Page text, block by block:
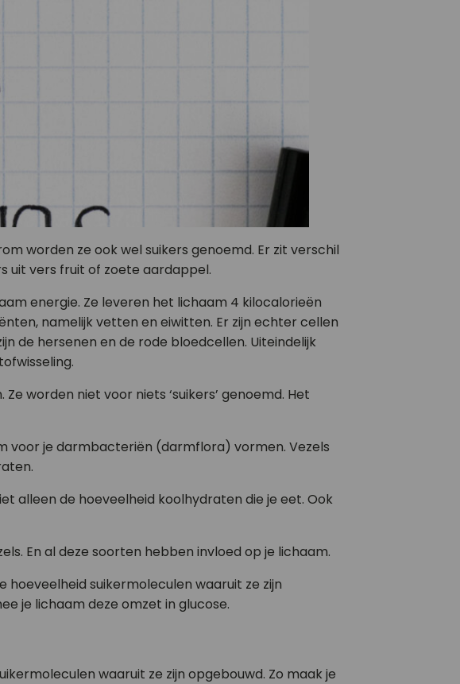
worden ze ook wel suikers genoemd. Er zit verschil
uit vers fruit of zoete aardappel.
energie. Ze leveren het lichaam 4 kilocalorieën
namelijk vetten en eiwitten. Er zijn echter cellen
de hersenen en de rode bloedcellen. Uiteindelijk
worden niet voor niets ‘suikers’ genoemd. Het
voor je darmbacteriën (darmflora) vormen. Vezels
alleen de hoeveelheid koolhydraten die je eet. Ook
En al deze soorten hebben invloed op je lichaam.
suikermoleculen waaruit ze zijn
je lichaam deze omzet in glucose.
waaruit ze zijn opgebouwd. Zo maak je